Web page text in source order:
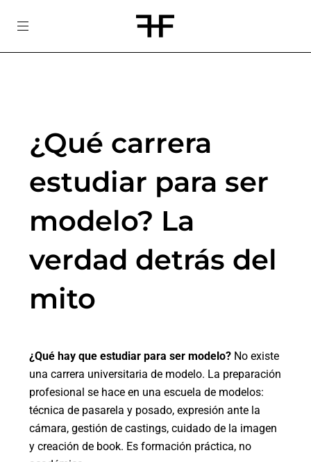
¿Qué carrera
estudiar para ser
modelo? La
verdad detrás del
mito
¿Qué hay que estudiar para ser modelo? No existe
una carrera universitaria de modelo. La preparación
profesional se hace en una escuela de modelos:
técnica de pasarela y posado, expresión ante la
cámara, gestión de castings, cuidado de la imagen
y creación de book. Es formación práctica, no